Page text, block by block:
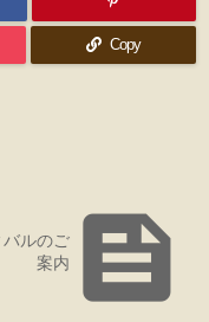
Copy

バルのご
案内